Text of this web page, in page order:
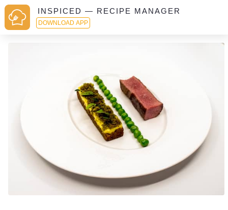
INSPICED — RECIPE MANAGER
DOWNLOAD APP